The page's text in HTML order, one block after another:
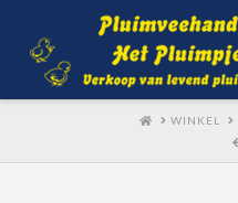
HOMEWINKEL